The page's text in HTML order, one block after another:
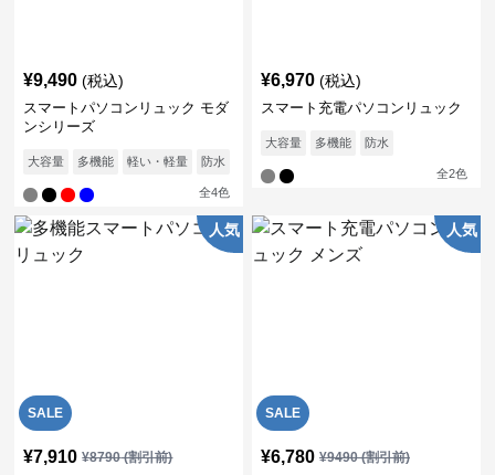
¥9,490 (税込)
スマートパソコンリュック モダ
ンシリーズ
大容量 多機能 軽い・軽量 防水
全4色
¥6,970 (税込)
スマート充電パソコンリュック
大容量 多機能 防水
全2色
SALE
人気
¥7,910 ¥8790(割引前)
SALE
人気
¥6,780 ¥9490(割引前)